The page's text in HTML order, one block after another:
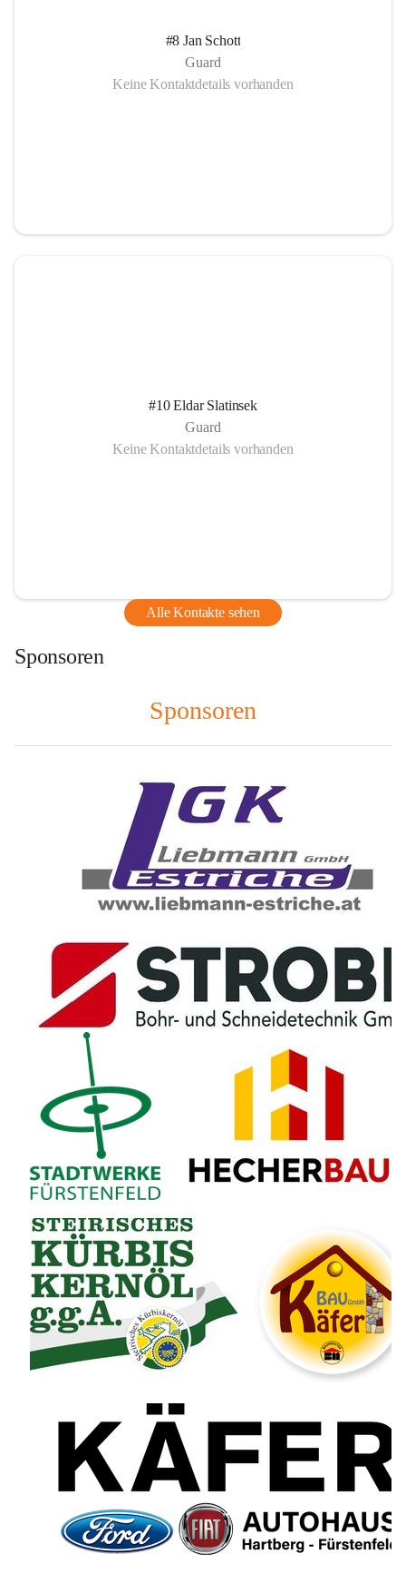
#8 Jan Schott
Guard
Keine Kontaktdetails vorhanden
#10 Eldar Slatinsek
Guard
Keine Kontaktdetails vorhanden
Alle Kontakte sehen
Sponsoren
Sponsoren